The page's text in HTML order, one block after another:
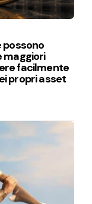
possono
maggiori
facilmente
propri asset